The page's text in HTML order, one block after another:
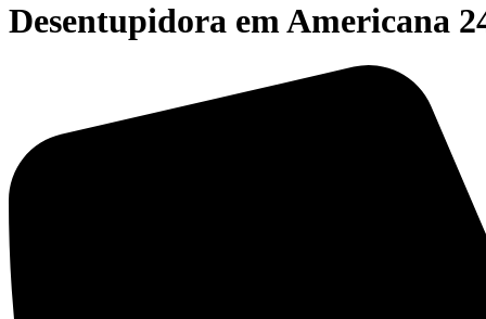
Desentupidora em Americana